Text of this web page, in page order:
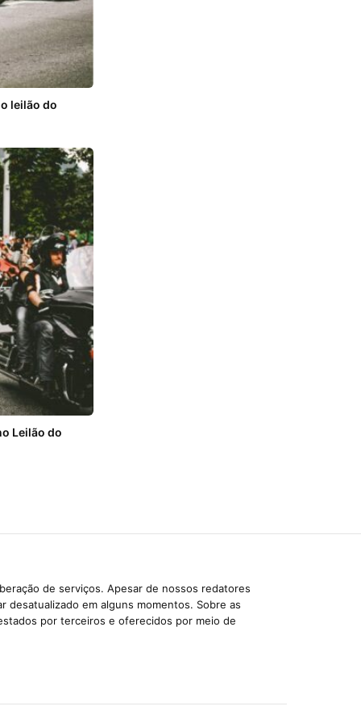
leilão do
Leilão do
de serviços. Apesar de nossos redatores
em alguns momentos. Sobre as
por terceiros e oferecidos por meio de